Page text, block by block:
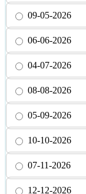
09-05-2026
06-06-2026
04-07-2026
08-08-2026
05-09-2026
10-10-2026
07-11-2026
12-12-2026